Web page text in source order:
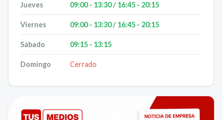
Jueves 09:00 - 13:30 / 16:45 - 20:15
Viernes 09:00 - 13:30 / 16:45 - 20:15
Sábado 09:15 - 13:15
Domingo Cerrado